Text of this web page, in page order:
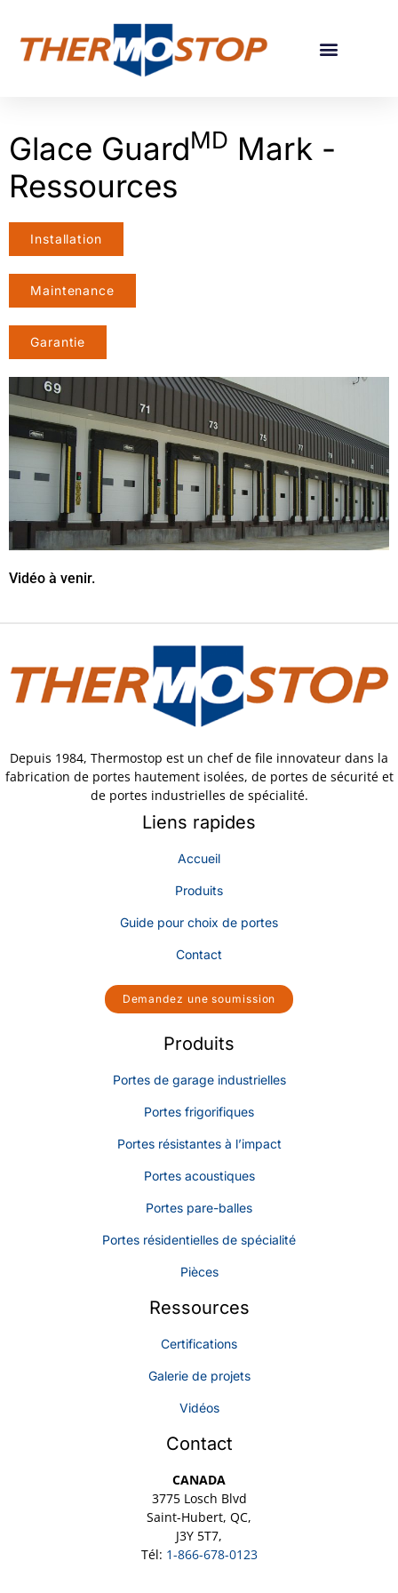
Glace GuardMD Mark -
Ressources
Installation
Maintenance
Garantie
Vidéo à venir.
Depuis 1984, Thermostop est un chef de file innovateur dans la
fabrication de portes hautement isolées, de portes de sécurité et
de portes industrielles de spécialité.
Liens rapides
Accueil
Produits
Guide pour choix de portes
Contact
Demandez une soumission
Produits
Portes de garage industrielles
Portes frigorifiques
Portes résistantes à l’impact
Portes acoustiques
Portes pare-balles
Portes résidentielles de spécialité
Pièces
Ressources
Certifications
Galerie de projets
Vidéos
Contact
CANADA
3775 Losch Blvd
Saint-Hubert, QC,
J3Y 5T7,
Tél: 1-866-678-0123